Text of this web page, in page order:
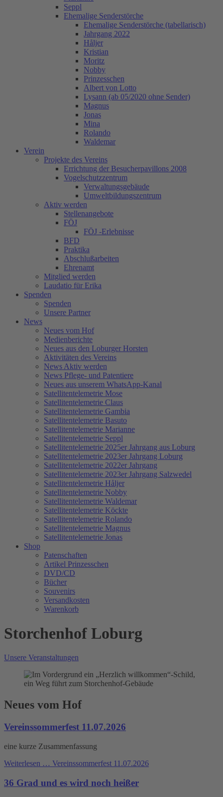
Seppl
Ehemalige Senderstörche
Ehemalige Senderstörche (tabellarisch)
Jahrgang 2022
Håljer
Kristian
Moritz
Nobby
Prinzesschen
Albert von Lotto
Lysann (ab 05/2020 ohne Sender)
Magnus
Jonas
Mina
Rolando
Waldemar
Verein
Projekte des Vereins
Errichtung der Besucherpavillons 2008
Vogelschutzzentrum
Verwaltungsgebäude
Umweltbildungszentrum
Aktiv werden
Stellenangebote
FÖJ
FÖJ -Erlebnisse
BFD
Praktika
Abschlußarbeiten
Ehrenamt
Mitglied werden
Laudatio für Erika
Spenden
Spenden
Unsere Partner
News
Neues vom Hof
Medienberichte
Neues aus den Loburger Horsten
Aktivitäten des Vereins
News Aktiv werden
News Pflege- und Patentiere
Neues aus unserem WhatsApp-Kanal
Satellitentelemetrie Mose
Satellitentelemetrie Claus
Satellitentelemetrie Gambia
Satellitentelemetrie Basuto
Satellitentelemetrie Marianne
Satellitentelemetrie Seppl
Satellitentelemetrie 2025er Jahrgang aus Loburg
Satellitentelemetrie 2023er Jahrgang Loburg
Satellitentelemetrie 2022er Jahrgang
Satellitentelemetrie 2023er Jahrgang Salzwedel
Satellitentelemetrie Håljer
Satellitentelemetrie Nobby
Satellitentelemetrie Waldemar
Satellitentelemetrie Köckte
Satellitentelemetrie Rolando
Satellitentelemetrie Magnus
Satellitentelemetrie Jonas
Shop
Patenschaften
Artikel Prinzesschen
DVD/CD
Bücher
Souvenirs
Versandkosten
Warenkorb
Storchenhof Loburg
Unsere Veranstaltungen
Neues vom Hof
Vereinssommerfest 11.07.2026
eine kurze Zusammenfassung
Weiterlesen … Vereinssommerfest 11.07.2026
36 Grad und es wird noch heißer